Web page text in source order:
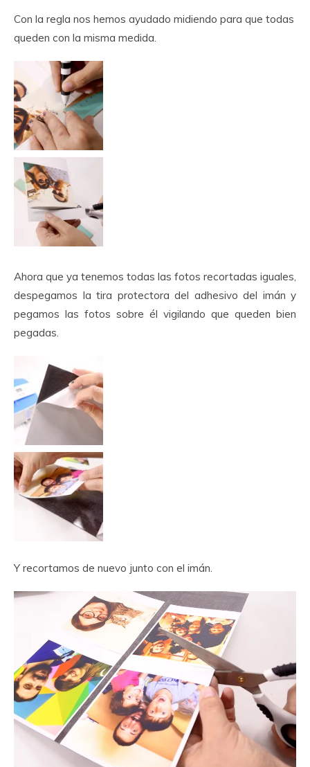
Con la regla nos hemos ayudado midiendo para que todas
queden con la misma medida.
Ahora que ya tenemos todas las fotos recortadas iguales,
despegamos la tira protectora del adhesivo del imán y
pegamos las fotos sobre él vigilando que queden bien
pegadas.
Y recortamos de nuevo junto con el imán.